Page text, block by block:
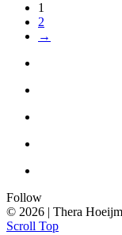
1
2
→
Follow
© 2026 | Thera
Scroll Top